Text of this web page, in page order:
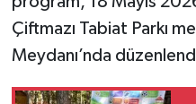
Çiftmazı Tabiat Parkı
Meydanı’nda